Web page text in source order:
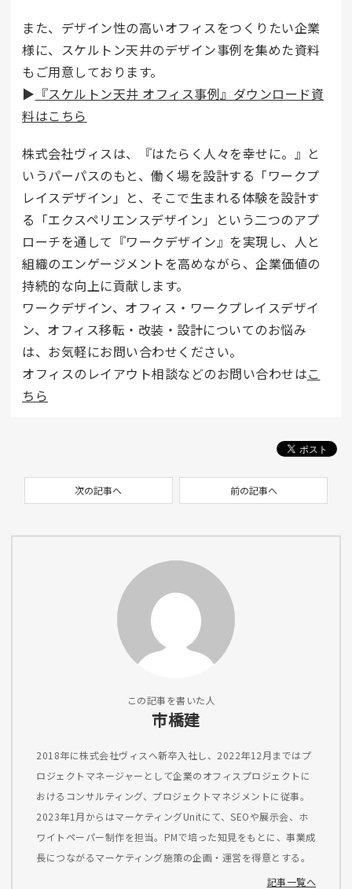
また、デザイン性の高いオフィスをつくりたい企業
様に、スケルトン天井のデザイン事例を集めた資料
もご用意しております。
▶ 『スケルトン天井 オフィス事例』ダウンロード資
料はこちら
株式会社ヴィスは、『はたらく人々を幸せに。』と
いうパーパスのもと、働く場を設計する「ワークプ
レイスデザイン」と、そこで生まれる体験を設計す
る「エクスペリエンスデザイン」という二つのアプ
ローチを通して『ワークデザイン』を実現し、人と
組織のエンゲージメントを高めながら、企業価値の
持続的な向上に貢献します。
ワークデザイン、オフィス・ワークプレイスデザイ
ン、オフィス移転・改装・設計についてのお悩み
は、お気軽にお問い合わせください。
オフィスのレイアウト相談などのお問い合わせはこ
ちら
次の記事へ 前の記事へ
この記事を書いた人
市橋建
2018年に株式会社ヴィスへ新卒入社し、2022年12月まではプ
ロジェクトマネージャーとして企業のオフィスプロジェクトに
おけるコンサルティング、プロジェクトマネジメントに従事。
2023年1月からはマーケティングUnitにて、SEOや展示会、ホ
ワイトペーパー制作を担当。PMで培った知見をもとに、事業成
長につながるマーケティング施策の企画・運営を得意とする。
記事一覧へ